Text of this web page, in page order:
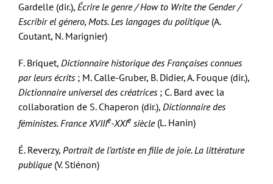
Gardelle (dir.), Écrire le genre / How to Write the Gender /
Escribir el género, Mots. Les langages du politique(A.
Coutant, N. Marignier)
F. Briquet, Dictionnaire historique des Françaises connues
par leurs écrits ; M. Calle-Gruber, B. Didier, A. Fouque (dir.),
Dictionnaire universel des créatrices ; C. Bard avec la
collaboration de S. Chaperon (dir.), Dictionnaire des
féministes. France XVIIIe-XXIe siècle(L. Hanin)
É. Reverzy, Portrait de l’artiste en fille de joie. La littérature
publique(V. Stiénon)